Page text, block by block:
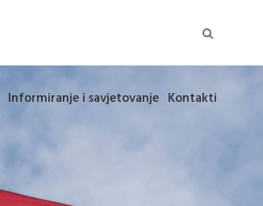
Informiranje i savjetovanje Kontakti